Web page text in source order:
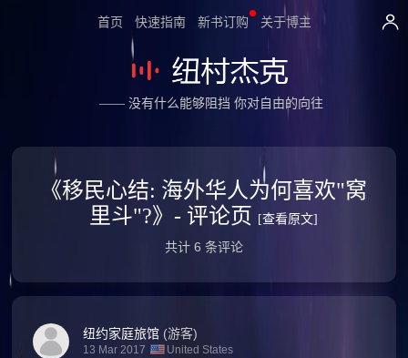
首页 快速指南 新书订购 关于博主
—— 没有什么能够阻挡 你对自由的向往
《移民心结: 海外华人为何喜欢"窝
里斗"?》- 评论页 [查看原文]
共计 6 条评论
纽约家庭旅馆 (游客)
13 Mar 2017 United States